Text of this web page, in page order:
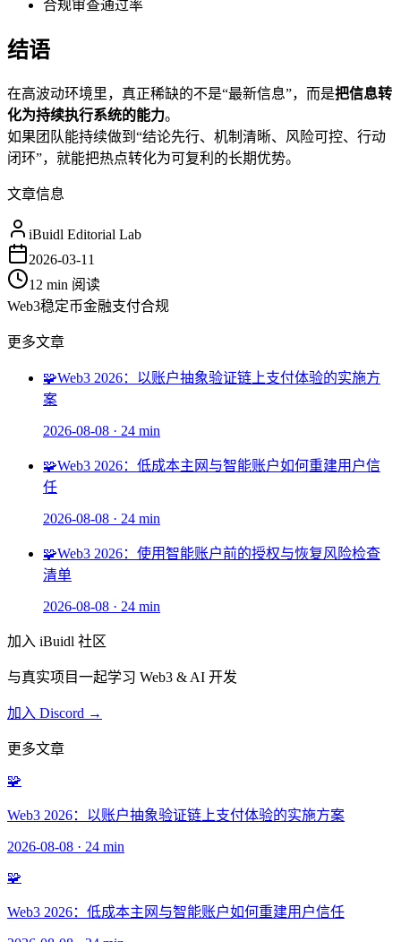
合规审查通过率
结语
在高波动环境里，真正稀缺的不是“最新信息”，而是把信息转
化为持续执行系统的能力。
如果团队能持续做到“结论先行、机制清晰、风险可控、行动
闭环”，就能把热点转化为可复利的长期优势。
文章信息
iBuidl Editorial Lab
2026-03-11
12 min 阅读
Web3稳定币金融支付合规
更多文章
🧩Web3 2026：以账户抽象验证链上支付体验的实施方
案
2026-08-08 · 24 min
🧩Web3 2026：低成本主网与智能账户如何重建用户信
任
2026-08-08 · 24 min
🧩Web3 2026：使用智能账户前的授权与恢复风险检查
清单
2026-08-08 · 24 min
加入 iBuidl 社区
与真实项目一起学习 Web3 & AI 开发
加入 Discord →
更多文章
🧩
Web3 2026：以账户抽象验证链上支付体验的实施方案
2026-08-08 · 24 min
🧩
Web3 2026：低成本主网与智能账户如何重建用户信任